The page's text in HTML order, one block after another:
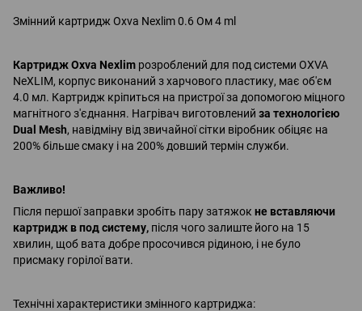
Змінний картридж Oxva Nexlim 0.6 Ом 4 ml
Картридж Oxva Nexlim розроблений для под системи OXVA
NeXLIM, корпус виконаний з харчового пластику, має об'єм
4.0 мл. Картридж кріпиться на пристрої за допомогою міцного
магнітного з'єднання. Нагрівач виготовлений за технологією
Dual Mesh, навідміну від звичайної сітки віробник обіцяє на
200% більше смаку і на 200% довший термін служби.
Важливо!
Після першої заправки зробіть пару затяжок не вставляючи
картридж в под систему, після чого залиште його на 15
хвилин, щоб вата добре просочився рідиною, і не було
присмаку горілої вати.
Технічні характеристики змінного картриджа: